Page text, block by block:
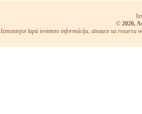
© 2026,
Izmantojot lapā ievietoto informāciju, atsauce uz resursu